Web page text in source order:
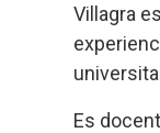
Villagra
Es